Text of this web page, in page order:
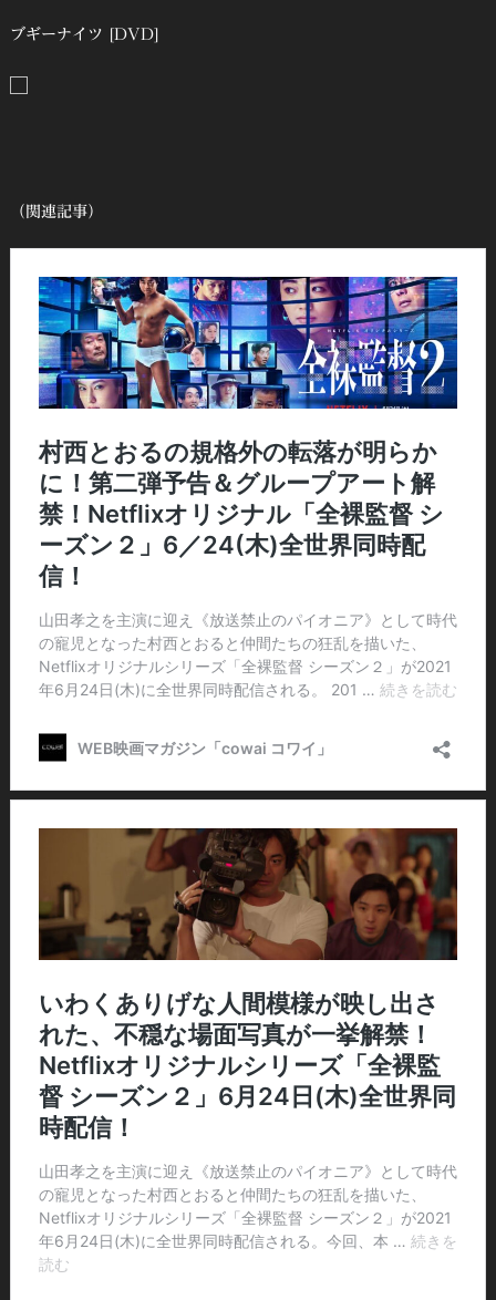
ブギーナイツ [DVD]
（関連記事）